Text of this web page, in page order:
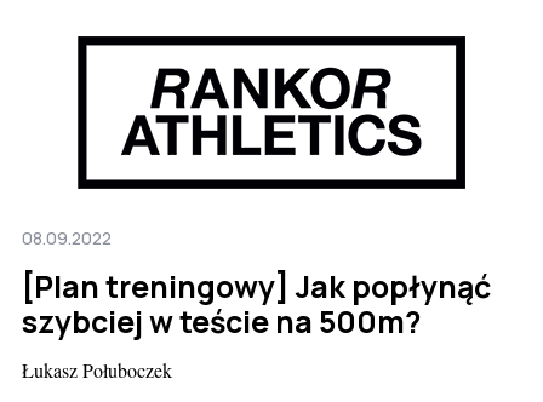
08.09.2022
[Plan treningowy] Jak popłynąć
szybciej w teście na 500m?
Łukasz Połuboczek